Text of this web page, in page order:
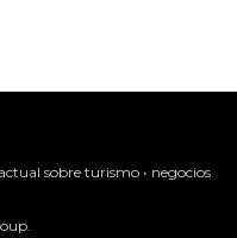
sobre turismo • negocios